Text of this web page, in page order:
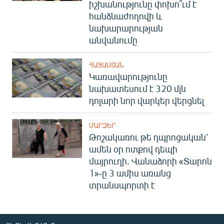
իշխանությունը փոխո՞ւմ է
հանձնաժողովի և
նախարարության
անվանումը
ՀԱՅԱՍՏԱՆ
Կառավարությունը
նախատեսում է 320 մլն
դոլարի նոր վարկեր վերցնել
ՄԱՐԶԵՐ
Թոշակառու թե դպրոցական՝
ամեն օր ոտքով դեպի
մայրուղի. Վանաձորի «Տարոն
1»-ը 3 ամիս առանց
տրանսպորտի է